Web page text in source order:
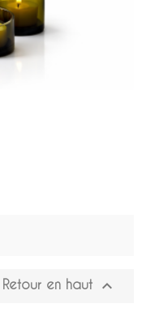
Retour en haut 